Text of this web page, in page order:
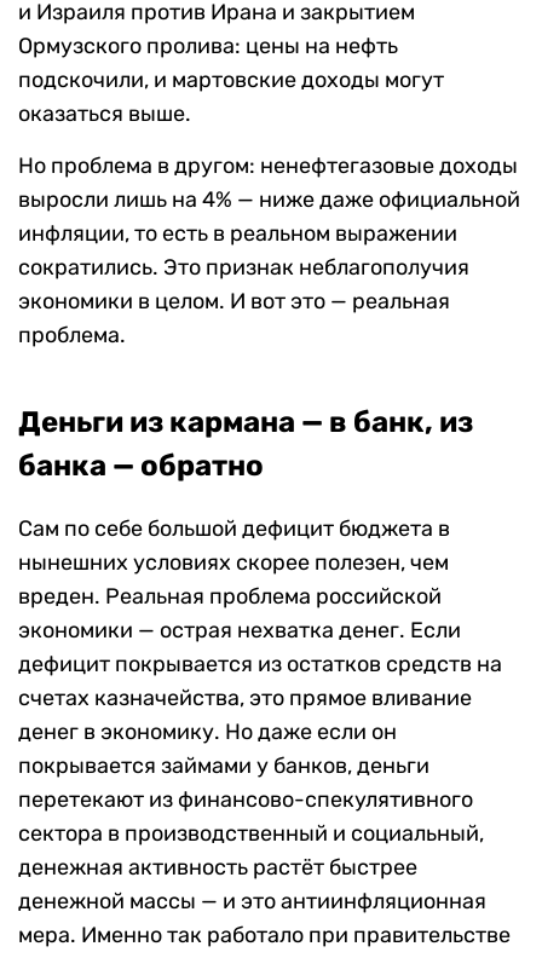
и Израиля против Ирана и закрытием
Ормузского пролива: цены на нефть
подскочили, и мартовские доходы могут
оказаться выше.
Но проблема в другом: ненефтегазовые доходы
выросли лишь на 4% — ниже даже официальной
инфляции, то есть в реальном выражении
сократились. Это признак неблагополучия
экономики в целом. И вот это — реальная
проблема.
Деньги из кармана — в банк, из
банка — обратно
Сам по себе большой дефицит бюджета в
нынешних условиях скорее полезен, чем
вреден. Реальная проблема российской
экономики — острая нехватка денег. Если
дефицит покрывается из остатков средств на
счетах казначейства, это прямое вливание
денег в экономику. Но даже если он
покрывается займами у банков, деньги
перетекают из финансово-спекулятивного
сектора в производственный и социальный,
денежная активность растёт быстрее
денежной массы — и это антиинфляционная
мера. Именно так работало при правительстве